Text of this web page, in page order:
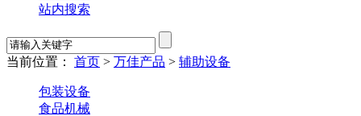
站内搜索
当前位置： 首页 > 万佳产品 > 辅助设备
包装设备
食品机械